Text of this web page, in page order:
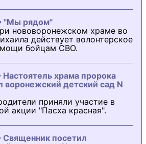
"Мы рядом"
нововоронежском храме во
действует волонтерское
бойцам СВО.
Настоятель храма пророка
воронежский детский сад N
приняли участие в
акции "Пасха красная".
Священник посетил